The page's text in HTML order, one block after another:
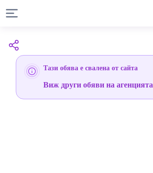
Тази обява е свалена от сайта
Виж други обяви на агенцията